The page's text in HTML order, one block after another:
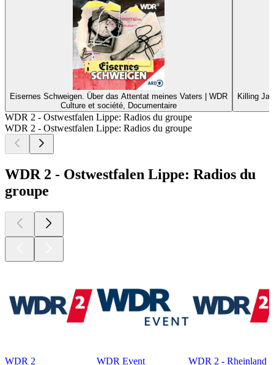
Eisernes Schweigen. Über das Attentat meines Vaters | WDR
Culture et société, Documentaire
Killing
WDR 2 - Ostwestfalen Lippe: Radios du groupe
WDR 2 - Ostwestfalen Lippe: Radios du groupe
WDR 2 - Ostwestfalen Lippe: Radios du
groupe
WDR 2 WDR Event WDR 2 - Rheinland